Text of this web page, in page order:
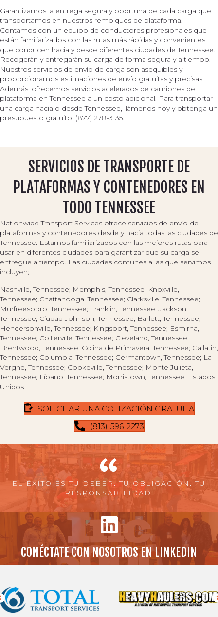
Garantizamos la entrega segura y oportuna de cada carga que
transportamos en nuestros remolques de plataforma.
Contamos con un equipo de conductores profesionales que
están familiarizados con las rutas más rápidas y convenientes
que conducen hacia y desde diferentes ciudades de Tennessee.
Recogerán y entregarán su carga de forma segura y a tiempo.
Nuestros servicios de envío de carga son asequibles y
proporcionamos estimaciones de envío gratuitas y precisas.
Además, ofrecemos servicios acelerados de camiones de
plataforma en Tennessee a un costo adicional. Para transportar
una carga hacia o desde Tennessee, llámenos hoy y obtenga un
presupuesto gratuito. (877) 278-3135.
SERVICIOS DE TRANSPORTE DE
PLATAFORMAS Y CONTENEDORES EN
TODO TENNESSEE
Nationwide Transport Services ofrece servicios de envío de
plataformas y contenedores desde y hacia todas las ciudades de
Tennessee. Estamos familiarizados con las mejores rutas para
usar en diferentes ciudades para garantizar que su carga se
entregue a tiempo. Las ciudades comunes a las que servimos
incluyen;
Nashville, Tennessee; Memphis, Tennessee; Knoxville,
Tennessee; Chattanooga, Tennessee; Clarksville, Tennessee;
Murfreesboro, Tennessee; Franklin, Tennessee; Jackson,
Tennessee; Ciudad Johnson, Tennessee; Barlett, Tennessee;
Hendersonville, Tennessee; Kingsport, Tennessee; Esmirna,
Tennessee; Collierville, Tennessee; Cleveland, Tennessee;
Brentwood, Tennessee; Colina de Primavera, Tennessee; Gallatin,
Tennessee; Columbia, Tennessee; Germantown, Tennessee; La
Vergne, Tennessee; Cookeville, Tennessee; Monte Julieta,
Tennessee; Líbano, Tennessee; Morristown, Tennessee, Estados
Unidos
SOLICITAR UNA COTIZACIÓN GRATUITA
(813)-596-2273
EL ÉXITO ES TU DEBER, TU OBLIGACIÓN, TU
RESPONSABILIDAD.
CONÉCTATE CON NOSOTROS EN LINKEDIN